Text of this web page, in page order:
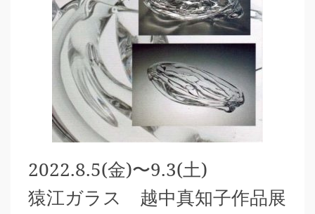
2022.8.5(金)〜9.3(土)
猿江ガラス 越中真知子作品展